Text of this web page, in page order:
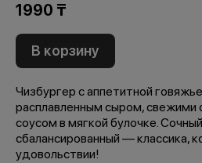
1990 ₸
В корзину
Чизбургер с аппетитной
расплавленным сыром,
соусом в мягкой булочке.
сбалансированный — классика,
удовольствии!